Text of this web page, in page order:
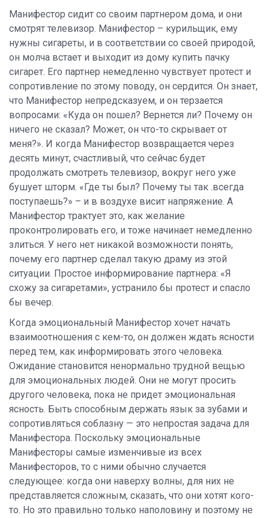
Манифестор сидит со своим партнером дома, и они
смотрят телевизор. Манифестор – курильщик, ему
нужны сигареты, и в соответствии со своей природой,
он молча встает и выходит из дому купить пачку
сигарет. Его партнер немедленно чувствует протест и
сопротивление по этому поводу, он сердится. Он знает,
что Манифестор непредсказуем, и он терзается
вопросами: «Куда он пошел? Вернется ли? Почему он
ничего не сказал? Может, он что-то скрывает от
меня?». И когда Манифестор возвращается через
десять минут, счастливый, что сейчас будет
продолжать смотреть телевизор, вокруг него уже
бушует шторм. «Где ты был? Почему ты так .всегда
поступаешь?» – и в воздухе висит напряжение. А
Манифестор трактует это, как желание
проконтролировать его, и тоже начинает немедленно
злиться. У него нет никакой возможности понять,
почему его партнер сделал такую драму из этой
ситуации. Простое информирование партнера: «Я
схожу за сигаретами», устранило бы протест и спасло
бы вечер.
Когда эмоциональный Манифестор хочет начать
взаимоотношения с кем-то, он должен ждать ясности
перед тем, как информировать этого человека.
Ожидание становится ненормально трудной вещью
для эмоциональных людей. Они не могут просить
другого человека, пока не придет эмоциональная
ясность. Быть способным держать язык за зубами и
сопротивляться соблазну — это непростая задача для
Манифестора. Поскольку эмоциональные
Манифесторы самые изменчивые из всех
Манифесторов, то с ними обычно случается
следующее: когда они наверху волны, для них не
представляется сложным, сказать, что они хотят кого-
то. Но это правильно только наполовину и поэтому не